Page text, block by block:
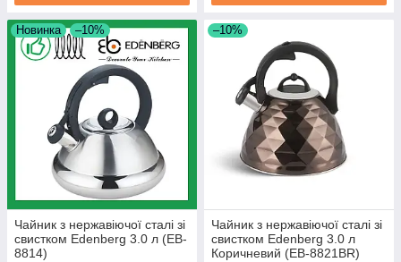
Новинка –10%
Чайник з нержавіючої сталі зі
свистком Edenberg 3.0 л (EB-
8814)
–10%
Чайник з нержавіючої сталі зі
свистком Edenberg 3.0 л
Коричневий (EB-8821BR)